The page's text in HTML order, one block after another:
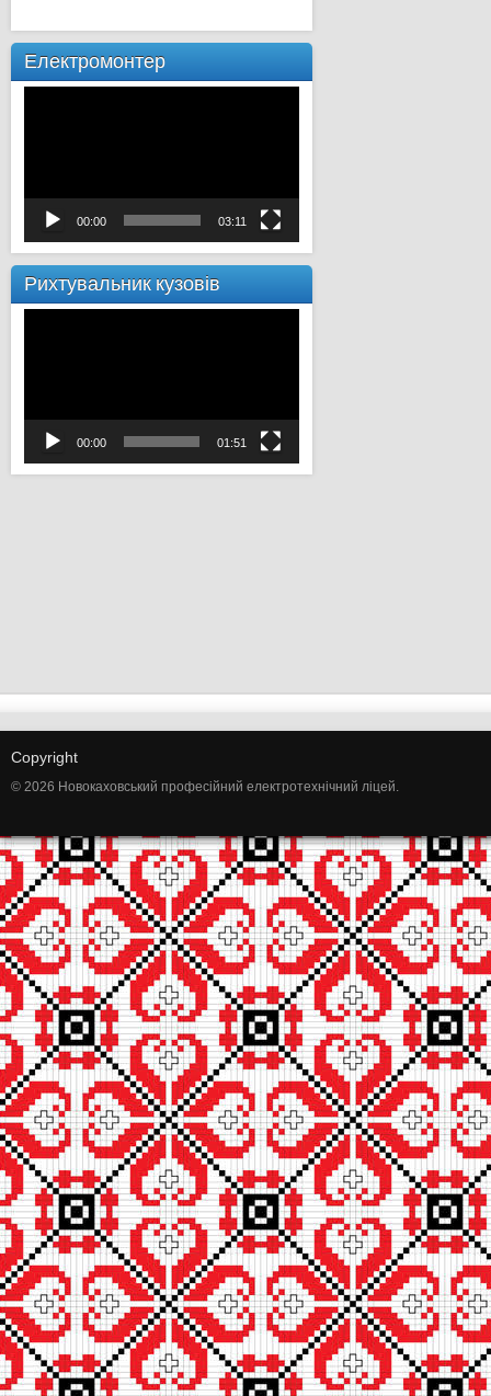
Електромонтер
00:00 03:11
Рихтувальник кузовів
00:00 01:51
Copyright
© 2026 Новокаховський професійний електротехнічний ліцей.